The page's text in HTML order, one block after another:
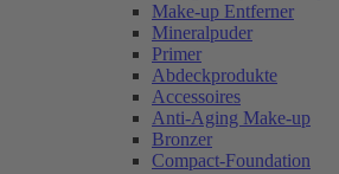
Make-up Entferner
Mineralpuder
Primer
Abdeckprodukte
Accessoires
Anti-Aging Make-up
Bronzer
Compact-Foundation